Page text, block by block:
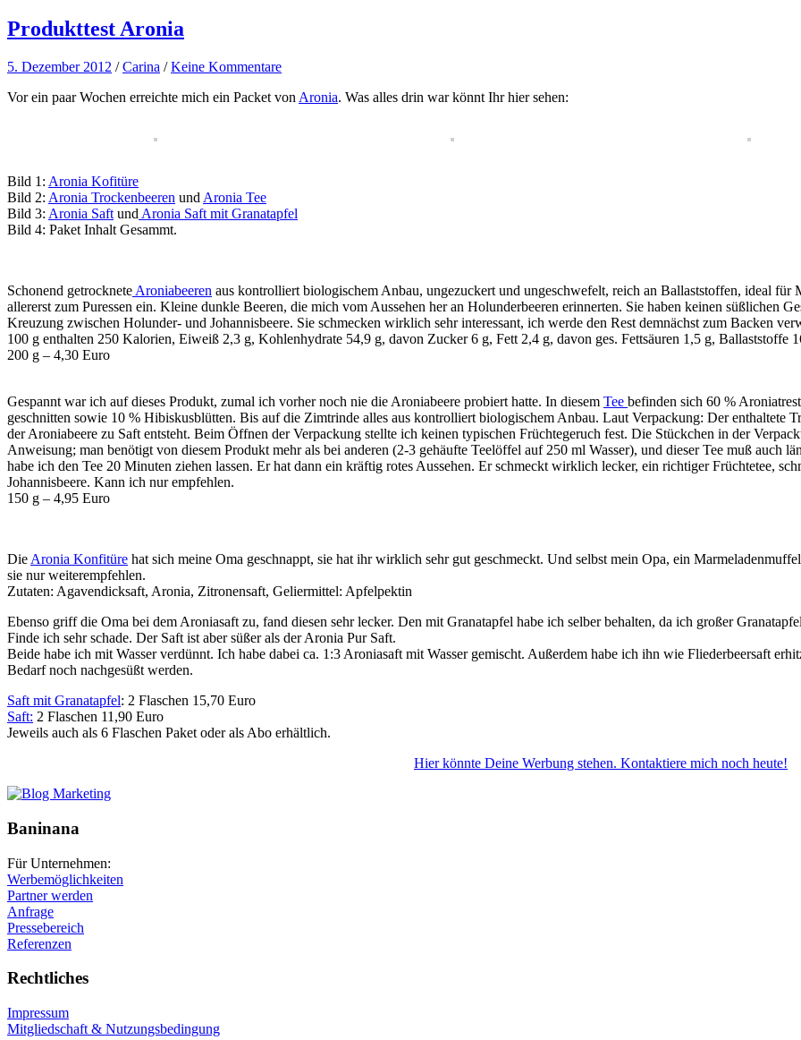
Produkttest Aronia
5. Dezember 2012 /Carina /Keine Kommentare
Vor ein paar Wochen erreichte mich ein Packet von Aronia. Was alles drin war könnt Ihr hier sehen:
Bild 1: Aronia Kofitüre
Bild 2: Aronia Trockenbeeren und Aronia Tee
Bild 3: Aronia Saft und Aronia Saft mit Granatapfel
Bild 4: Paket Inhalt Gesammt.
Schonend getrocknete Aroniabeeren aus kontrolliert biologischem Anbau, ungezuckert und ungeschwefelt, reich an Ballaststoffen, ideal
allererst zum Puressen ein. Kleine dunkle Beeren, die mich vom Aussehen her an Holunderbeeren erinnerten. Sie haben keinen süßlichen
Kreuzung zwischen Holunder- und Johannisbeere. Sie schmecken wirklich sehr interessant, ich werde den Rest demnächst zum Backen
100 g enthalten 250 Kalorien, Eiweiß 2,3 g, Kohlenhydrate 54,9 g, davon Zucker 6 g, Fett 2,4 g, davon ges. Fettsäuren 1,5 g, Ballaststoffe
200 g – 4,30 Euro
Gespannt war ich auf dieses Produkt, zumal ich vorher noch nie die Aroniabeere probiert hatte. In diesem Tee befinden sich 60 %
geschnitten sowie 10 % Hibiskusblütten. Bis auf die Zimtrinde alles aus kontrolliert biologischem Anbau. Laut Verpackung: Der enthaltete
der Aroniabeere zu Saft entsteht. Beim Öffnen der Verpackung stellte ich keinen typischen Früchtegeruch fest. Die Stückchen in der
Anweisung; man benötigt von diesem Produkt mehr als bei anderen (2-3 gehäufte Teelöffel auf 250 ml Wasser), und dieser Tee muß auch
habe ich den Tee 20 Minuten ziehen lassen. Er hat dann ein kräftig rotes Aussehen. Er schmeckt wirklich lecker, ein richtiger Früchtetee,
Johannisbeere. Kann ich nur empfehlen.
150 g – 4,95 Euro
Die Aronia Konfitüre hat sich meine Oma geschnappt, sie hat ihr wirklich sehr gut geschmeckt. Und selbst mein Opa, ein
sie nur weiterempfehlen.
Zutaten: Agavendicksaft, Aronia, Zitronensaft, Geliermittel: Apfelpektin
Ebenso griff die Oma bei dem Aroniasaft zu, fand diesen sehr lecker. Den mit Granatapfel habe ich selber behalten, da ich großer
Finde ich sehr schade. Der Saft ist aber süßer als der Aronia Pur Saft.
Beide habe ich mit Wasser verdünnt. Ich habe dabei ca. 1:3 Aroniasaft mit Wasser gemischt. Außerdem habe ich ihn wie Fliederbeersaft
Bedarf noch nachgesüßt werden.
Saft mit Granatapfel: 2 Flaschen 15,70 Euro
Saft: 2 Flaschen 11,90 Euro
Jeweils auch als 6 Flaschen Paket oder als Abo erhältlich.
Hier könnte Deine Werbung stehen. Kontaktiere mich noch heute!
Baninana
Für Unternehmen:
Werbemöglichkeiten
Partner werden
Anfrage
Pressebereich
Referenzen
Rechtliches
Impressum
Mitgliedschaft & Nutzungsbedingung